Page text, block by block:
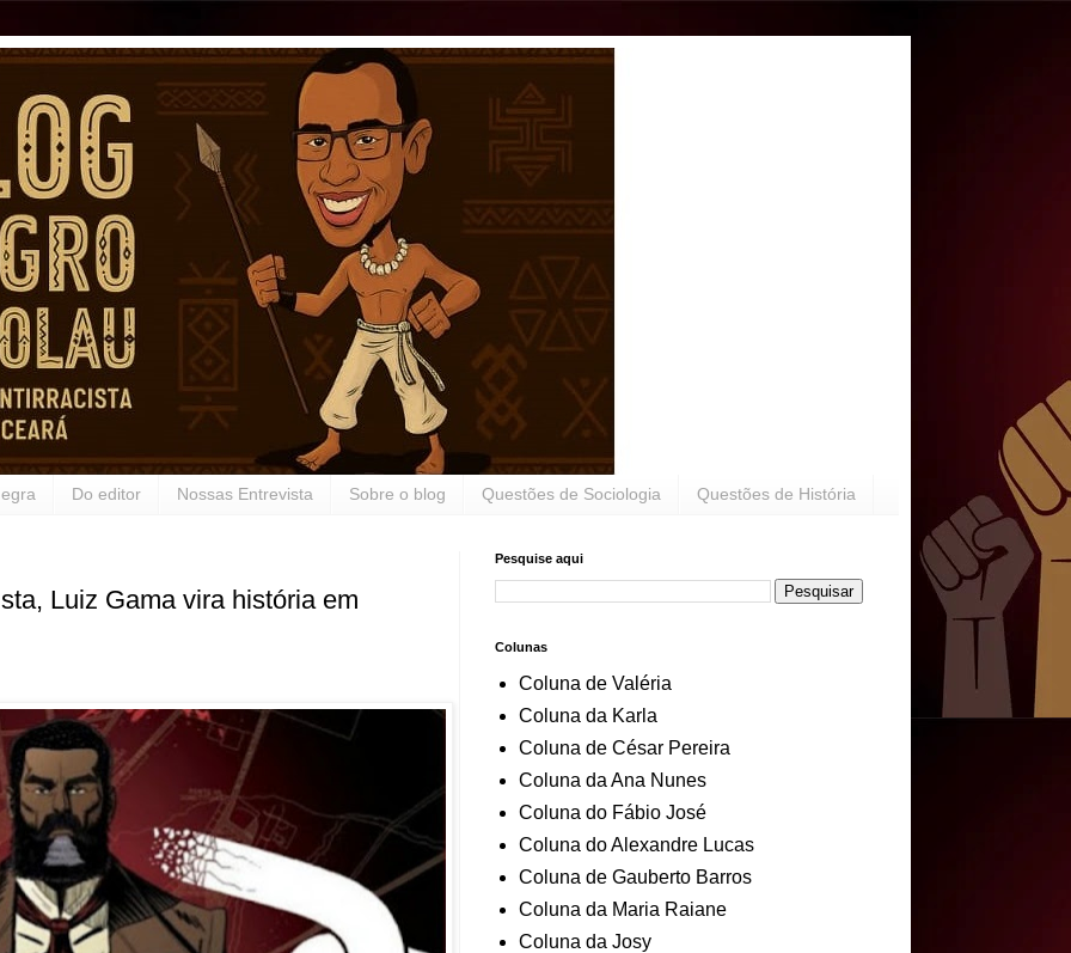
Do editor Nossas Entrevista Sobre o blog Questões de Sociologia Questões de História
Luiz Gama vira história em
Pesquise aqui
Colunas
Coluna de Valéria
Coluna da Karla
Coluna de César Pereira
Coluna da Ana Nunes
Coluna do Fábio José
Coluna do Alexandre Lucas
Coluna de Gauberto Barros
Coluna da Maria Raiane
Coluna da Josy